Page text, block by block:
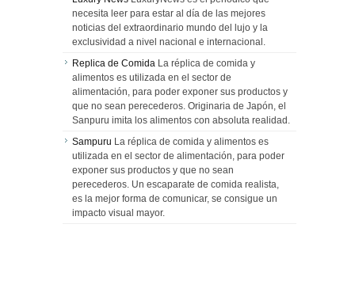
necesita leer para estar al día de las mejores
noticias del extraordinario mundo del lujo y la
exclusividad a nivel nacional e internacional.
Replica de Comida La réplica de comida y
alimentos es utilizada en el sector de
alimentación, para poder exponer sus productos y
que no sean perecederos. Originaria de Japón, el
Sanpuru imita los alimentos con absoluta realidad.
Sampuru La réplica de comida y alimentos es
utilizada en el sector de alimentación, para poder
exponer sus productos y que no sean
perecederos. Un escaparate de comida realista,
es la mejor forma de comunicar, se consigue un
impacto visual mayor.